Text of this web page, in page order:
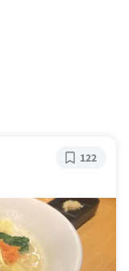
122